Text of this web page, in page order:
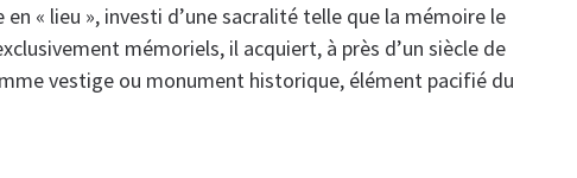
« lieu », investi d’une sacralité telle que la mémoire le
mémoriels, il acquiert, à près d’un siècle de
vestige ou monument historique, élément pacifié du